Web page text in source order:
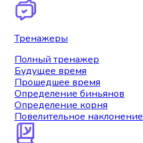
Тренажеры
Полный тренажер
Будущее время
Прошедшее время
Определение биньянов
Определение корня
Повелительное наклонение